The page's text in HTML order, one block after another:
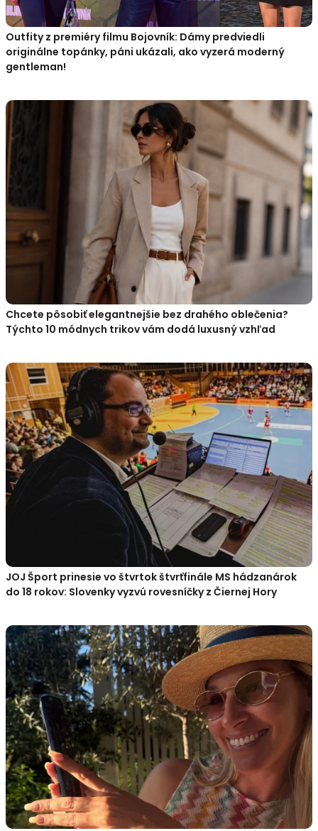
Outfity z premiéry filmu Bojovník: Dámy predviedli
originálne topánky, páni ukázali, ako vyzerá moderný
gentleman!
Chcete pôsobiť elegantnejšie bez drahého oblečenia?
Týchto 10 módnych trikov vám dodá luxusný vzhľad
JOJ Šport prinesie vo štvrtok štvrťfinále MS hádzanárok
do 18 rokov: Slovenky vyzvú rovesníčky z Čiernej Hory